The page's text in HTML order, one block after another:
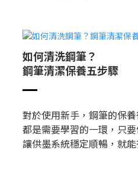
如何清洗鋼筆？
鋼筆清潔保養五步驟
對於使用新手，鋼筆的保
都是需要學習的一環，只
讓供墨系統穩定順暢，就